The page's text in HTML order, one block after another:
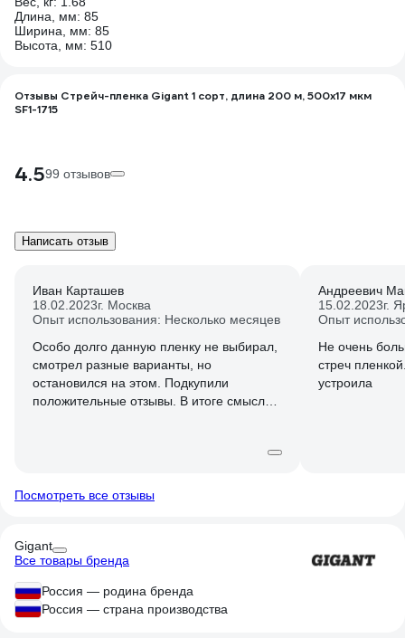
Длина, мм: 85
Ширина, мм: 85
Высота, мм: 510
Отзывы Стрейч-пленка Gigant 1 сорт, длина 200 м, 500х17 мкм
SF1-1715
4.599 отзывов
Написать отзыв
Иван Карташев
18.02.2023г. Москва
Опыт использования: Несколько месяцев
Особо долго данную пленку не выбирал,
смотрел разные варианты, но
остановился на этом. Подкупили
положительные отзывы. В итоге смысла
чему-либо назад, то сделать это будет
реальная ширина чуть не доходит до
заявленной, но это придирки.
Порадовала неплохая толщина,
разорвать не так просто, поэтому и
защищать должна лучше. Проще говоря -
Андреевич
15.02.2023г.
Опыт
Не очень
стреч
устроила
Посмотреть все отзывы
Gigant
Все товары бренда
Россия — родина бренда
Россия — страна производства